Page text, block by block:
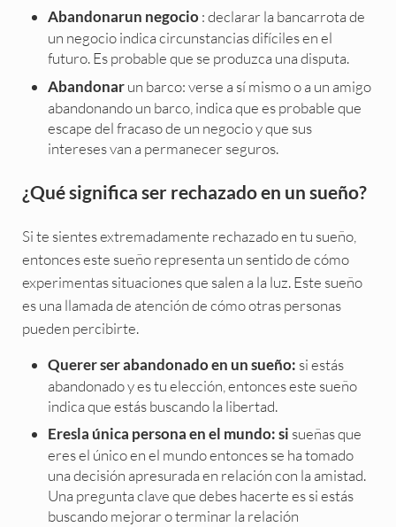
Abandonarun negocio : declarar la bancarrota de
un negocio indica circunstancias difíciles en el
futuro. Es probable que se produzca una disputa.
Abandonar un barco: verse a sí mismo o a un amigo
abandonando un barco, indica que es probable que
escape del fracaso de un negocio y que sus
intereses van a permanecer seguros.
¿Qué significa ser rechazado en un sueño?
Si te sientes extremadamente rechazado en tu sueño,
entonces este sueño representa un sentido de cómo
experimentas situaciones que salen a la luz. Este sueño
es una llamada de atención de cómo otras personas
pueden percibirte.
Querer ser abandonado en un sueño: si estás
abandonado y es tu elección, entonces este sueño
indica que estás buscando la libertad.
Eresla única persona en el mundo: si sueñas que
eres el único en el mundo entonces se ha tomado
una decisión apresurada en relación con la amistad.
Una pregunta clave que debes hacerte es si estás
buscando mejorar o terminar la relación